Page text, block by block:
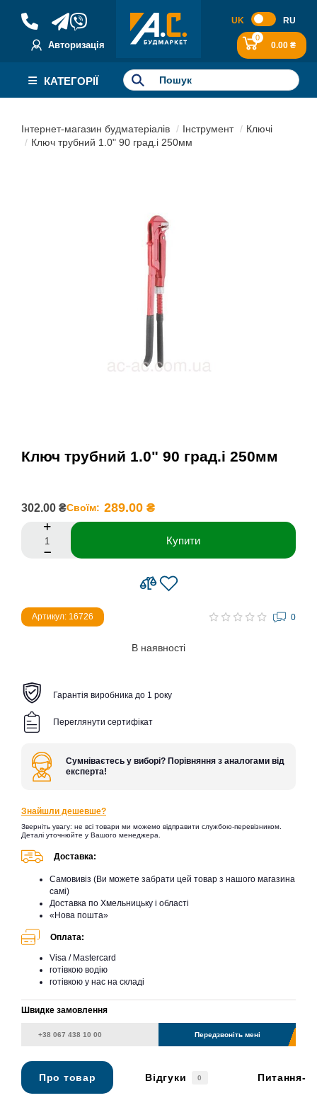
Авторизація
UK RU
0
0.00 ₴
КАТЕГОРІЇ
Інтернет-магазин будматеріалів Інструмент
Ключі
Ключ трубний 1.0" 90 град.і 250мм
Ключ трубний 1.0" 90 град.і 250мм
302.00 ₴Своїм: 289.00 ₴
Купити
Артикул: 16726 0
В наявності
Гарантія виробника до 1 року
Переглянути сертифікат
Сумніваєтесь у виборі? Порівняння з аналогами від
експерта!
Знайшли дешевше?
Зверніть увагу: не всі товари ми можемо відправити службою-перевізником.
Деталі уточнюйте у Вашого менеджера.
Доставка:
Самовивіз (Ви можете забрати цей товар з нашого магазина
самі)
Доставка по Хмельницьку і області
«Нова пошта»
Оплата:
Visa / Mastercard
готівкою водію
готівкою у нас на складі
Швидке замовлення
Передзвоніть мені
Про товар Відгуки 0 Питання-